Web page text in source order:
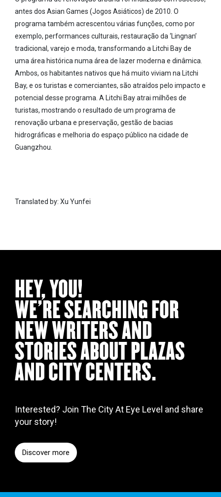
antes dos Asian Games (Jogos Asiáticos) de 2010. O
programa também acrescentou várias funções, como por
exemplo, performances culturais, restauração da ‘Lingnan’
tradicional, varejo e moda, transformando a Litchi Bay de
uma área histórica numa área de lazer moderna e dinâmica.
Ambos, os habitantes nativos que há muito viviam na Litchi
Bay, e os turistas e comerciantes, são atraídos pelo impacto e
potencial desse programa. A Litchi Bay atrai milhões de
turistas, mostrando o resultado de um programa de
renovação urbana e preservação, gestão de bacias
hidrográficas e melhoria do espaço público na cidade de
Guangzhou.
Translated by: Xu Yunfei
HEY, YOU!
WE’RE SEARCHING FOR
NEW WRITERS AND
STORIES ABOUT PLAZAS
AND CITY CENTERS.
Interested? Join The City At Eye Level and share
your story!
Discover more